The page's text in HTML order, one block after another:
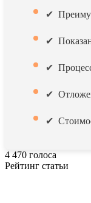
4 470 голоса
Рейтинг статьи